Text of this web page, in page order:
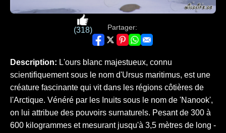
(318) Partager:
Description: L'ours blanc majestueux, connu
scientifiquement sous le nom d'Ursus maritimus, est une
créature fascinante qui vit dans les régions côtières de
l'Arctique. Vénéré par les Inuits sous le nom de 'Nanook',
on lui attribue des pouvoirs surnaturels. Pesant de 300 à
600 kilogrammes et mesurant jusqu'à 3,5 mètres de long -